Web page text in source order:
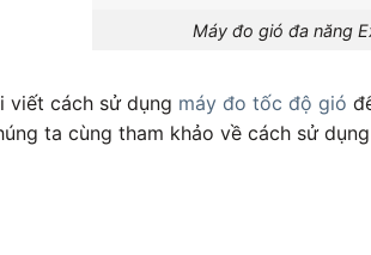
Máy đo gió đa năng
viết cách sử dụng máy đo tốc độ gió
ta cùng tham khảo về cách sử